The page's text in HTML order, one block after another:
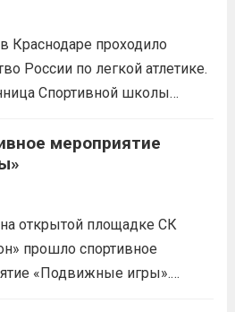
первенства
как спорт для
требующий исключительно
мощи. Однако...
Краснодаре проходило
России по легкой атлетике.
Спортивной школы
на дистанции 3000 м. с
10.01,78. Подготовил
тренер-преподаватель
мероприятие
открытой площадке СК
прошло спортивное
«Подвижные игры».